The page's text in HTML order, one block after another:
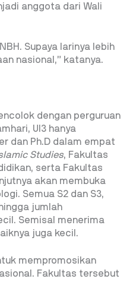
anggota dari Wali
Supaya larinya lebih
nasional,” katanya.
dengan perguruan
UI3 hanya
dan Ph.D dalam empat
Studies, Fakultas
serta Fakultas
akan membuka
Semua S2 dan S3,
jumlah
Semisal menerima
juga kecil.
mempromosikan
Fakultas tersebut